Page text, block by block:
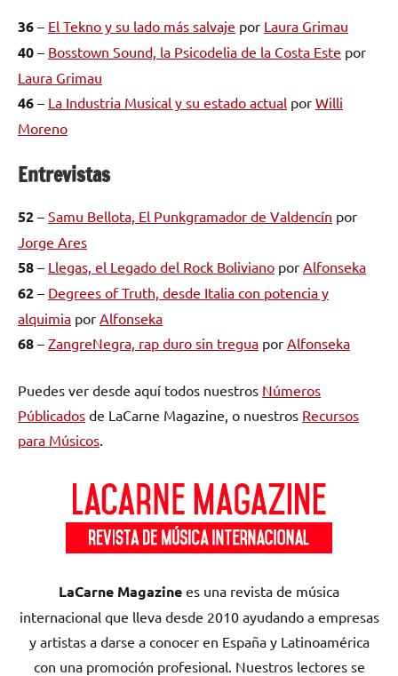
36 – El Tekno y su lado más salvaje por Laura Grimau
40 – Bosstown Sound, la Psicodelia de la Costa Este por
Laura Grimau
46 – La Industria Musical y su estado actual por Willi
Moreno
Entrevistas
52 – Samu Bellota, El Punkgramador de Valdencín por
Jorge Ares
58 – Llegas, el Legado del Rock Boliviano por Alfonseka
62 – Degrees of Truth, desde Italia con potencia y
alquimia por Alfonseka
68 – ZangreNegra, rap duro sin tregua por Alfonseka
Puedes ver desde aquí todos nuestros Números
Públicados de LaCarne Magazine, o nuestros Recursos
para Músicos
LaCarne Magazine es una revista de música
internacional que lleva desde 2010 ayudando a empresas
y artistas a darse a conocer en España y Latinoamérica
con una promoción profesional. Nuestros lectores se